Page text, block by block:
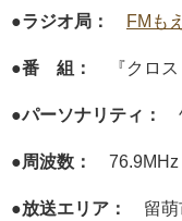
●ラジオ局： FMも
●番 組： 『クロス
●パーソナリティ：
●周波数： 76.9MHz
●放送エリア： 留萌